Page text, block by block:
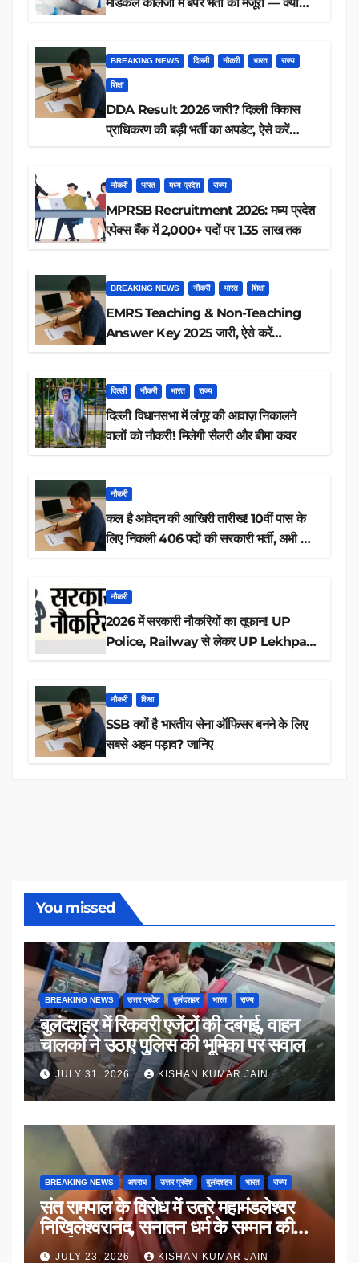
BREAKING NEWS दिल्ली नौकरी भारत राज्य
शिक्षा
DDA Result 2026 जारी? दिल्ली विकास
प्राधिकरण की बड़ी भर्ती का अपडेट, ऐसे करें
नौकरी भारत मध्य प्रदेश राज्य
MPRSB Recruitment 2026: मध्य प्रदेश
एपेक्स बैंक में 2,000+ पदों पर 1.35 लाख तक
BREAKING NEWS नौकरी भारत शिक्षा
EMRS Teaching & Non-Teaching
Answer Key 2025 जारी, ऐसे करें
दिल्ली नौकरी भारत राज्य
दिल्ली विधानसभा में लंगूर की आवाज़ निकालने
वालों को नौकरी! मिलेगी सैलरी और बीमा कवर
नौकरी
कल है आवेदन की आखिरी तारीख! 10वीं पास के
लिए निकली 406 पदों की सरकारी भर्ती, अभी करें
नौकरी
2026 में सरकारी नौकरियों का तूफान! UP
Police, Railway से लेकर UP Lekhpal
नौकरी शिक्षा
SSB क्यों है भारतीय सेना ऑफिसर बनने के लिए
सबसे अहम पड़ाव? जानिए
You missed
BREAKING NEWS उत्तर प्रदेश बुलंदशहर भारत राज्य
बुलंदशहर में रिकवरी एजेंटों की दबंगई, वाहन
चालकों ने उठाए पुलिस की भूमिका पर सवाल
JULY 31, 2026 KISHAN KUMAR JAIN
BREAKING NEWS अपराध उत्तर प्रदेश बुलंदशहर भारत राज्य
संत रामपाल के विरोध में उतरे महामंडलेश्वर
निखिलेश्वरानंद, सनातन धर्म के सम्मान की
उठाई मांग
JULY 23, 2026 KISHAN KUMAR JAIN